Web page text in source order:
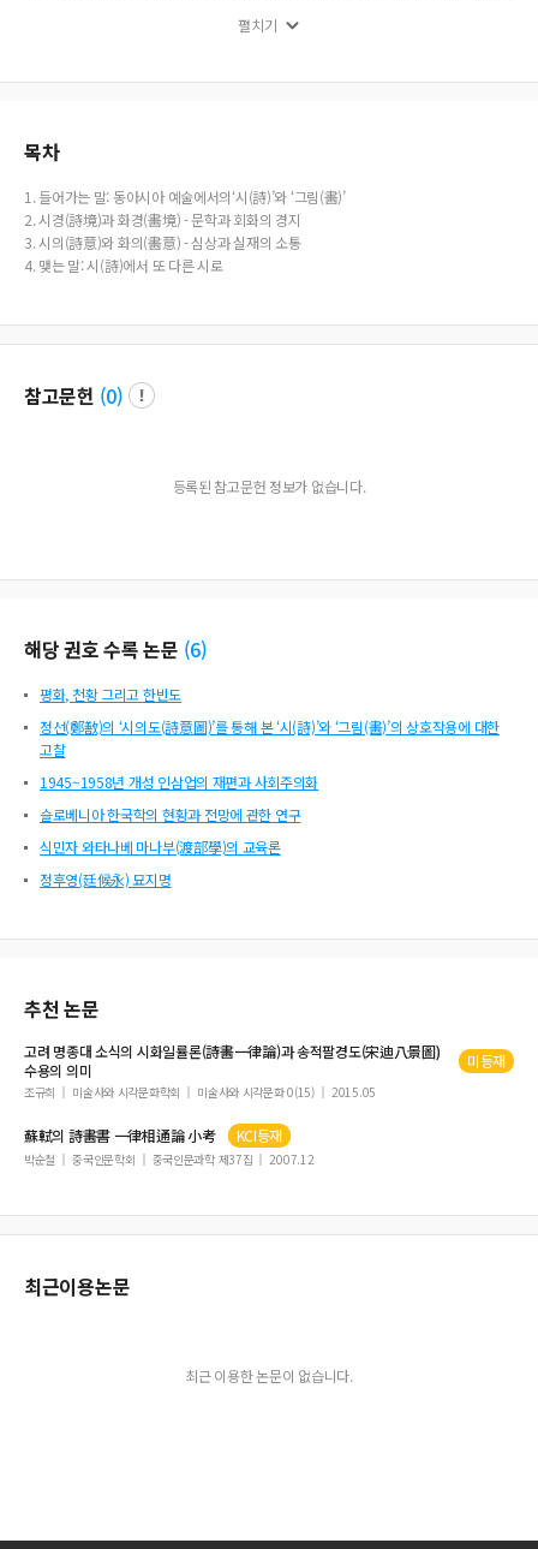
inting &#8211; including the appropriation of poetic images, the interchange
sonal experiences, poems, and images &#8211; are illuminated.
펼치기
목차
1. 들어가는 말: 동아시아 예술에서의‘시(詩)’와 ‘그림(畵)’
2. 시경(詩境)과 화경(畵境) - 문학과 회화의 경지
3. 시의(詩意)와 화의(畵意) - 심상과 실재의 소통
4. 맺는 말: 시(詩)에서 또 다른 시로
참고문헌 (0)
등록된 참고문헌 정보가 없습니다.
해당 권호 수록 논문 (6)
평화, 천황 그리고 한반도
정선(鄭敾)의 ‘시의도(詩意圖)’를 통해 본 ‘시(詩)’와 ‘그림(畵)’의 상호작용에 대한
고찰
1945~1958년 개성 인삼업의 재편과 사회주의화
슬로베니아 한국학의 현황과 전망에 관한 연구
식민자 와타나베 마나부(渡部學)의 교육론
정후영(廷候永) 묘지명
추천 논문
고려 명종대 소식의 시화일률론(詩畵一律論)과 송적팔경도(宋迪八景圖)
수용의 의미
미등재
조규희 미술사와 시각문화학회 미술사와 시각문화 0(15) 2015.05
蘇軾의 詩畵書 一律相通論 小考 KCI등재
박순철 중국인문학회 중국인문과학 제37집 2007.12
최근이용논문
최근 이용한 논문이 없습니다.